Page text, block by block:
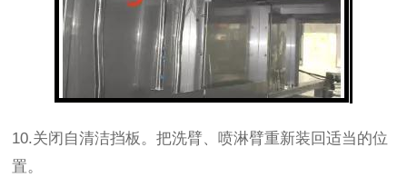
10.关闭自清洁挡板。把洗臂、喷淋臂重新装回适当的位
置。